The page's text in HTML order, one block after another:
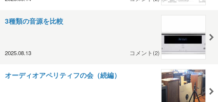
3種類の音源を比較
2025.08.13 コメント(2)
オーディオアペリティフの会（続編）